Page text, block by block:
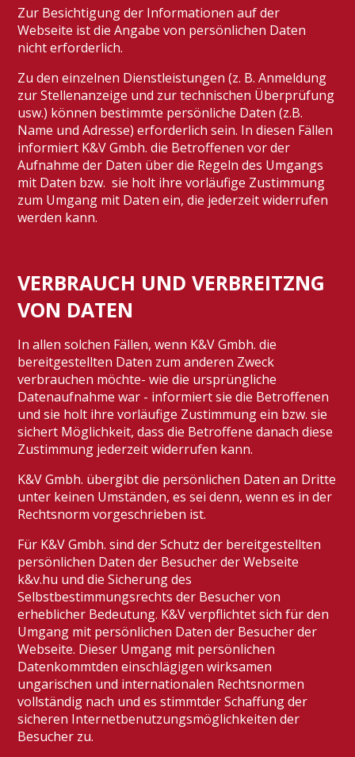
Zur Besichtigung der Informationen auf der
Webseite ist die Angabe von persönlichen Daten
nicht erforderlich.
Zu den einzelnen Dienstleistungen (z. B. Anmeldung
zur Stellenanzeige und zur technischen Überprüfung
usw.) können bestimmte persönliche Daten (z.B.
Name und Adresse) erforderlich sein. In diesen Fällen
informiert K&V Gmbh. die Betroffenen vor der
Aufnahme der Daten über die Regeln des Umgangs
mit Daten bzw. sie holt ihre vorläufige Zustimmung
zum Umgang mit Daten ein, die jederzeit widerrufen
werden kann.
VERBRAUCH UND VERBREITZNG
VON DATEN
In allen solchen Fällen, wenn K&V Gmbh. die
bereitgestellten Daten zum anderen Zweck
verbrauchen möchte- wie die ursprüngliche
Datenaufnahme war - informiert sie die Betroffenen
und sie holt ihre vorläufige Zustimmung ein bzw. sie
sichert Möglichkeit, dass die Betroffene danach diese
Zustimmung jederzeit widerrufen kann.
K&V Gmbh. übergibt die persönlichen Daten an Dritte
unter keinen Umständen, es sei denn, wenn es in der
Rechtsnorm vorgeschrieben ist.
Für K&V Gmbh. sind der Schutz der bereitgestellten
persönlichen Daten der Besucher der Webseite
k&v.hu und die Sicherung des
Selbstbestimmungsrechts der Besucher von
erheblicher Bedeutung. K&V verpflichtet sich für den
Umgang mit persönlichen Daten der Besucher der
Webseite. Dieser Umgang mit persönlichen
Datenkommtden einschlägigen wirksamen
ungarischen und internationalen Rechtsnormen
vollständig nach und es stimmtder Schaffung der
sicheren Internetbenutzungsmöglichkeiten der
Besucher zu.